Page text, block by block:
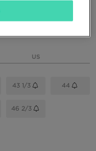
US
43 1/3 44
46 2/3